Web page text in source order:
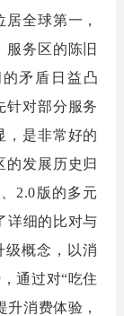
全球第一，
务区的陈旧
矛盾日益凸
针对部分服务
，是非常好的
的发展历史归
2.0版的多元
详细的比对与
级概念，以消
通过对“吃住
消费体验，